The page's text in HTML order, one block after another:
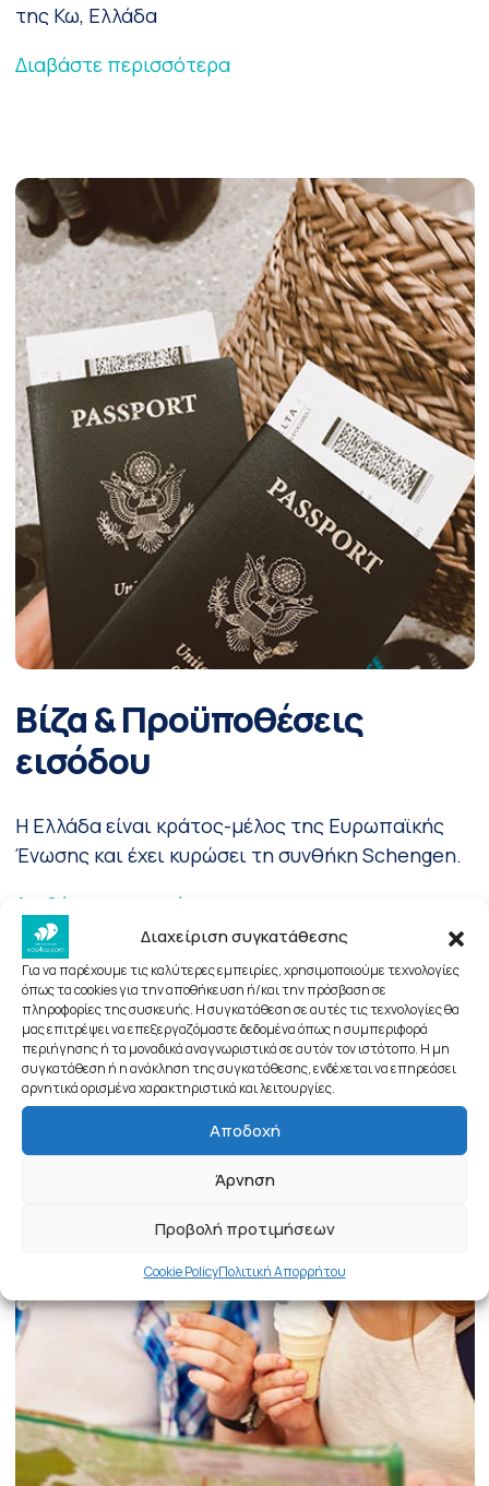
Διαχείριση συγκατάθεσης
Για να παρέχουμε τις καλύτερες εμπειρίες, χρησιμοποιούμε τεχνολογίες
όπως τα cookies για την αποθήκευση ή/και την πρόσβαση σε
πληροφορίες της συσκευής. Η συγκατάθεση σε αυτές τις τεχνολογίες θα
μας επιτρέψει να επεξεργαζόμαστε δεδομένα όπως η συμπεριφορά
περιήγησης ή τα μοναδικά αναγνωριστικά σε αυτόν τον ιστότοπο. Η μη
συγκατάθεση ή η ανάκληση της συγκατάθεσης, ενδέχεται να επηρεάσει
αρνητικά ορισμένα χαρακτηριστικά και λειτουργίες.
Αποδοχή
Άρνηση
Προβολή προτιμήσεων
Cookie PolicyΠολιτική Απορρήτου
της Κω, Ελλάδα
Διαβάστε περισσότερα
Βίζα & Προϋποθέσεις
εισόδου
Η Ελλάδα είναι κράτος-μέλος της Ευρωπαϊκής
Ένωσης και έχει κυρώσει τη συνθήκη Schengen.
Διαβάστε περισσότερα